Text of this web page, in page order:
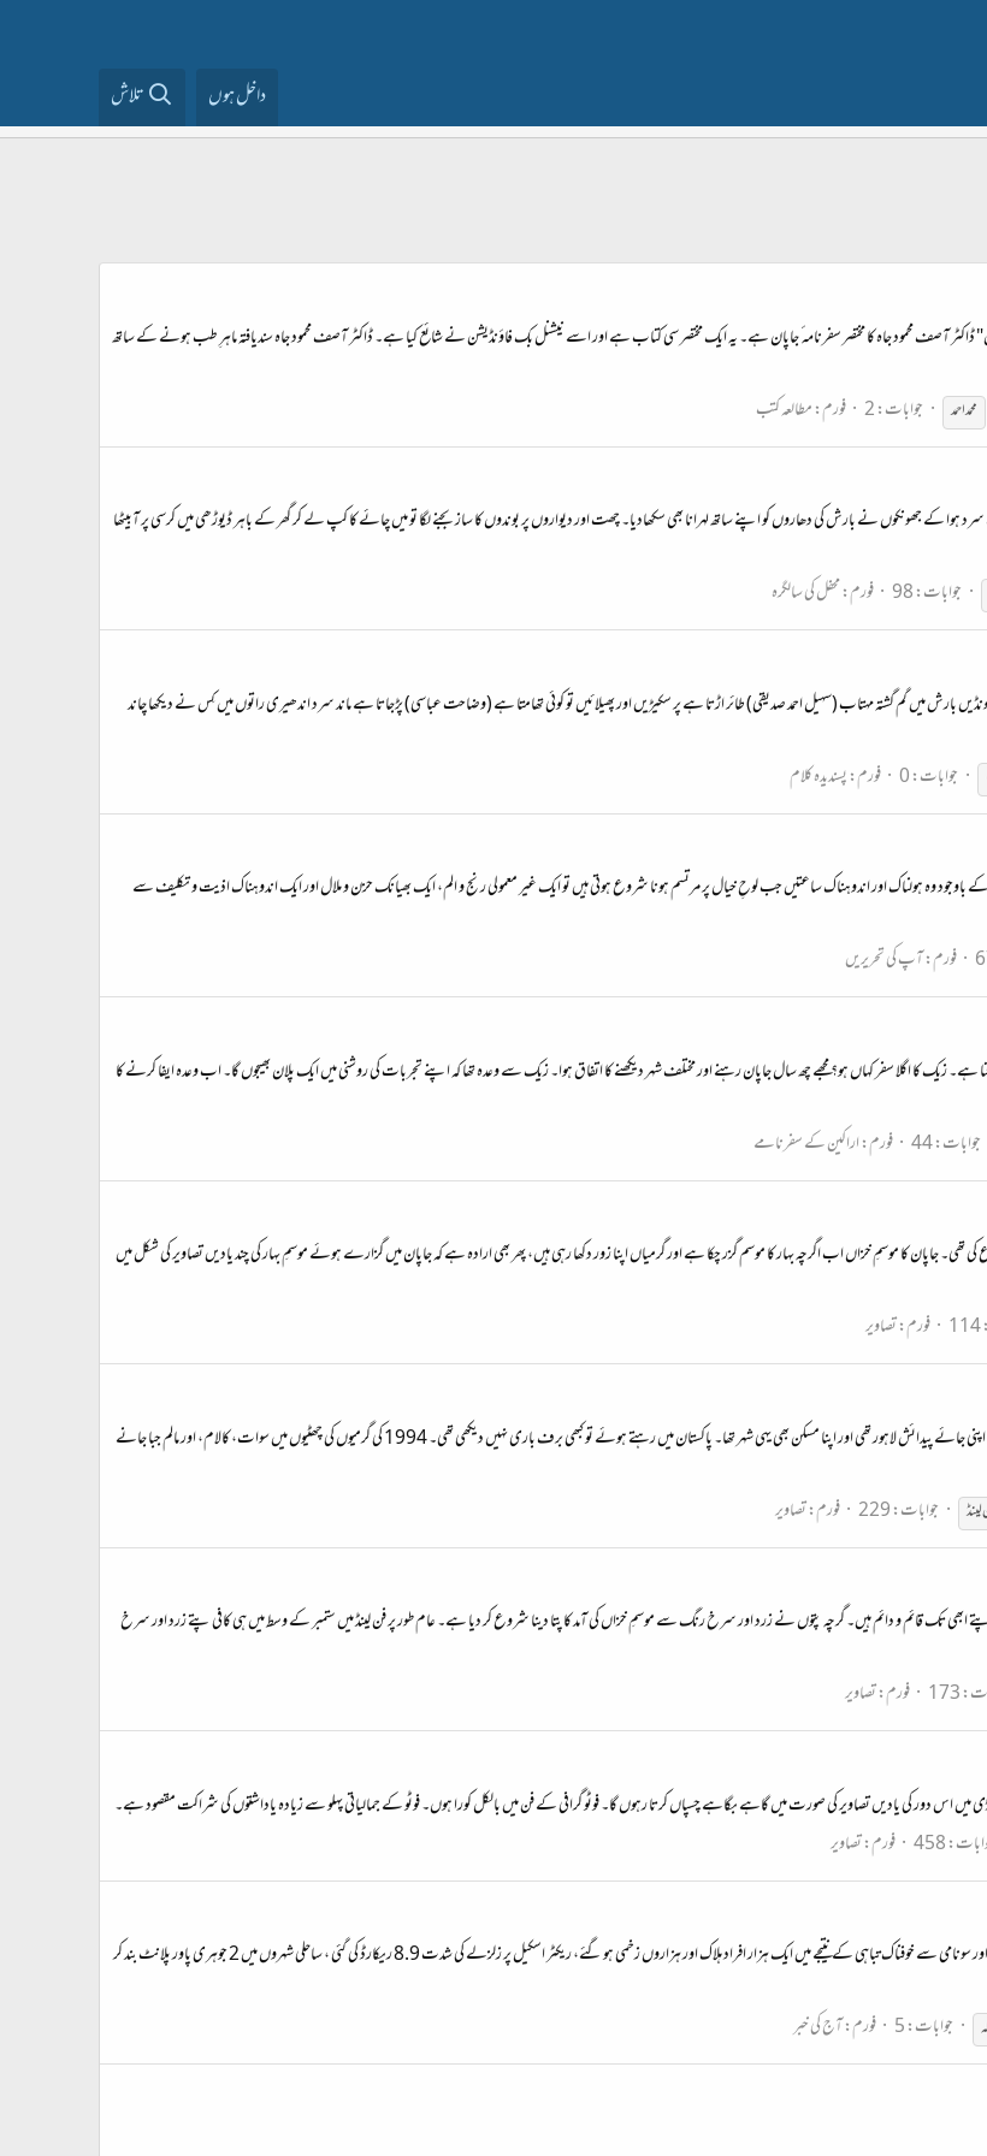
داخل ہوں تلاش
محمود جاہ کا مختصر سفرنامہ ٴ جاپان ہے۔ یہ ایک مختصر سی کتاب ہے اور اسے نیشنل بک فاؤنڈیشن نے شائع کیا ہے۔ ڈاکٹر آصف محمود جاہ سندیافتہ ماہرِ طب ہونے کے ساتھ
محمداحمد جوابات: 2 فورم:مطالعہ کتب
کے جھونکوں نے بارش کی دھاروں کو اپنے ساتھ لہرانا بھی سکھادیا۔ چھت اور دیواروں پر بوندوں کا ساز بجنے لگا تو میں چائے کا کپ لے کر گھر کے باہر ڈیوڑھی میں کرسی پر آبیٹھا
جوابات: 98 فورم:محفل کی سالگرہ
بارش میں گم گشتہ مہتاب (سہیل احمد صدیقی) طائر اڑتا ہے پر سکیڑیں اور پھیلائیں تو کوئی تھامتا ہے (وضاحت عباسی) پڑجاتا ہے ماند سرد اندھیری راتوں میں کِس نے دیکھا چاند
جوابات: 0 فورم:پسندیدہ کلام
گزر گئے! لیکن اتنی دہائیاں گزرنے کے باوجود وہ ہولناک اور اندوہناک ساعتیں جب لوحِ خیال پر مرتسم ہونا شروع ہوتی ہیں تو ایک غیر معمولی رنج و الم، ایک بھیانک حزن و ملال اور ایک اندوہناک اذیت و تکلیف سے
فورم:آپ کی تحریریں
زیک کا اگلا سفر کہاں ہو؟ مجھے چھ سال جاپان رہنے اور مختلف شہر دیکھنے کا اتفاق ہوا۔ زیک سے وعدہ تھا کہ اپنے تجربات کی روشنی میں ایک پلان بھیجوں گا۔ اب وعدہ ایفا کرنے کا
جوابات: 44 فورم:اراکین کے سفرنامے
کا موسمِ خزاں اب اگرچہ بہار کا موسم گزر چکا ہے اور گرمیاں اپنا زور دکھا رہی ہیں، پھر بھی ارادہ ہے کہ جاپان میں گزارے ہوئے موسمِ بہار کی چند یادیں تصاویر کی شکل میں
فورم:تصاویر
کچھ دن پہلے فن لینڈ میں موسمِ سرما کی پہلی ہلکی پھلکی برف باری ہوئی تو ذہن فورا ماضی میں لے گیا۔ اپنی جائے پیدائش لاہور تھی اور اپنا مسکن بھی یہی شہر تھا۔ پاکستان میں رہتے ہوئے تو کبھی برف باری نہیں دیکھی تھی۔ 1994 کی گرمیوں کی چھٹیوں میں سوات، کالام، اور مالم جبا جانے
جوابات: 229 فورم:تصاویر
تک قائم و دائم ہیں۔ گرچہ پتوں نے زرد اور سرخ رنگ سے موسمِ خزاں کی آمد کا پتا دینا شروع کر دیا ہے۔ عام طور پر فن لینڈ میں ستمبر کے وسط میں ہی کافی پتے زرد اور سرخ
173 فورم:تصاویر
458 فورم:تصاویر
ٹوکیو ( عرفان صدیقی / ایجنسیاں / جنگ نیوز ) جاپان میں آنے والے تاریخ کے بدترین زلزلے اور سونامی سے خوفناک تباہی کے نتیجے میں ایک ہزار افراد ہلاک اور ہزاروں زخمی ہو گئے، ریکٹر اسکیل پر زلزلے کی شدت 8.9 ریکارڈ کی گئی ، ساحلی شہروں میں 2 جوہری پاور پلانٹ بند کر
جوابات: 5 فورم:آج کی خبر